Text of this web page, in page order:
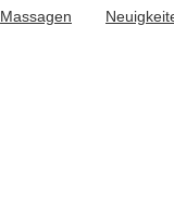
Massagen